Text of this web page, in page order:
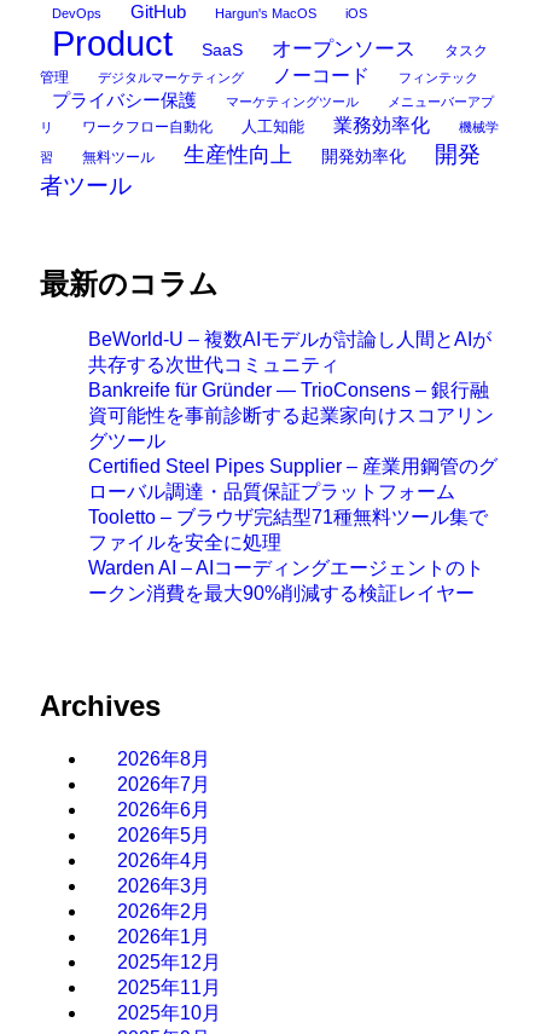
DevOps GitHub Hargun's MacOS iOS
Product SaaS オープンソース
タスク
管理
デジタルマーケティング ノーコード フィンテック
プライバシー保護 マーケティングツール
メニューバーアプ
リ
ワークフロー自動化 人工知能 業務効率化 機械学
習 無料ツール 生産性向上 開発効率化
開発
者ツール
最新のコラム
BeWorld-U – 複数AIモデルが討論し人間とAIが
共存する次世代コミュニティ
Bankreife für Gründer — TrioConsens – 銀行融
資可能性を事前診断する起業家向けスコアリン
グツール
Certified Steel Pipes Supplier – 産業用鋼管のグ
ローバル調達・品質保証プラットフォーム
Tooletto – ブラウザ完結型71種無料ツール集で
ファイルを安全に処理
Warden AI – AIコーディングエージェントのト
ークン消費を最大90%削減する検証レイヤー
Archives
2026年8月
2026年7月
2026年6月
2026年5月
2026年4月
2026年3月
2026年2月
2026年1月
2025年12月
2025年11月
2025年10月